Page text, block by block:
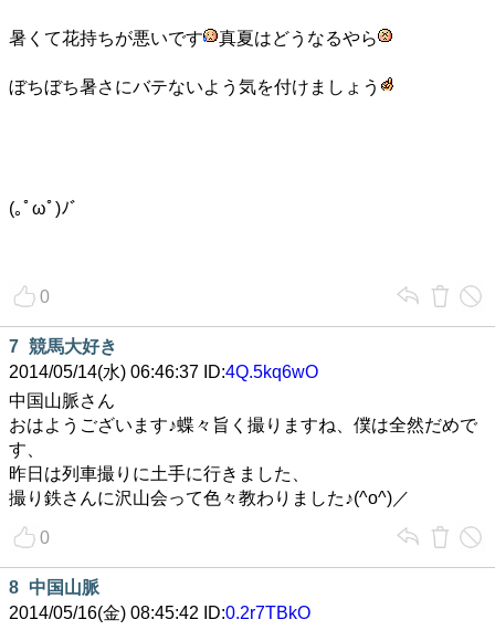
暑くて花持ちが悪いです 真夏はどうなるやら
ぼちぼち暑さにバテないよう気を付けましょう
(｡ﾟωﾟ)ﾉﾞ
0
7 競馬大好き
2014/05/14(水) 06:46:37 ID:4Q.5kq6wO
中国山脈さん
おはようございます♪蝶々旨く撮りますね、僕は全然だめで
す、
昨日は列車撮りに土手に行きました、
撮り鉄さんに沢山会って色々教わりました♪(^o^)／
0
8 中国山脈
2014/05/16(金) 08:45:42 ID:0.2r7TBkO